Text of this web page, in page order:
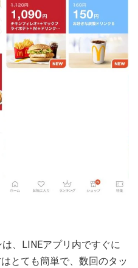
、LINEアプリ内ですぐに
とても簡単で、数回のタッ